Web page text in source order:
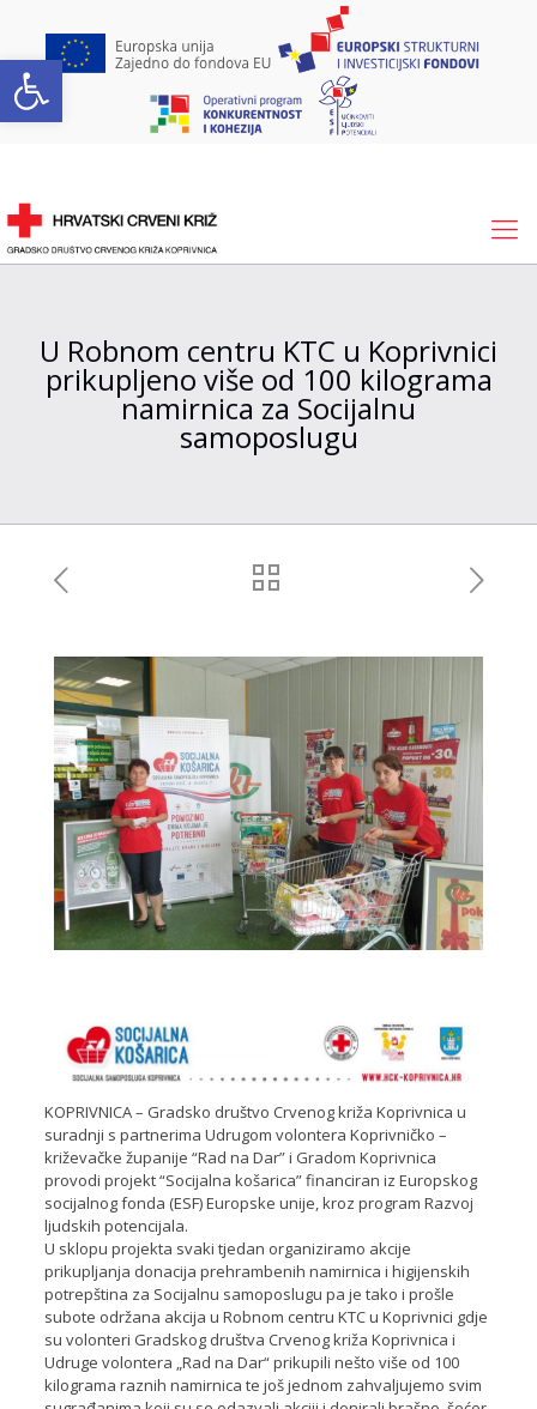
Open toolbar
U Robnom centru KTC u Koprivnici
prikupljeno više od 100 kilograma
namirnica za Socijalnu
samoposlugu
KOPRIVNICA – Gradsko društvo Crvenog križa Koprivnica u
suradnji s partnerima Udrugom volontera Koprivničko –
križevačke županije “Rad na Dar” i Gradom Koprivnica
provodi projekt “Socijalna košarica” financiran iz Europskog
socijalnog fonda (ESF) Europske unije, kroz program Razvoj
ljudskih potencijala.
U sklopu projekta svaki tjedan organiziramo akcije
prikupljanja donacija prehrambenih namirnica i higijenskih
potrepština za Socijalnu samoposlugu pa je tako i prošle
subote održana akcija u Robnom centru KTC u Koprivnici gdje
su volonteri Gradskog društva Crvenog križa Koprivnica i
Udruge volontera „Rad na Dar“ prikupili nešto više od 100
kilograma raznih namirnica te još jednom zahvaljujemo svim